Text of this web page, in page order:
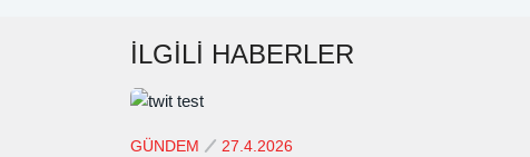
İLGİLİ HABERLER
GÜNDEM 27.4.2026